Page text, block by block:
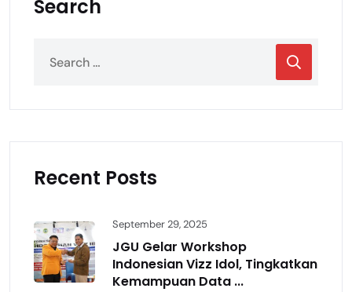
Search
Recent Posts
September 29, 2025
JGU Gelar Workshop
Indonesian Vizz Idol, Tingkatkan
Kemampuan Data ...